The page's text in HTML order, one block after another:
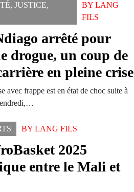
,JUSTICE,
BYLANG
FILS
arrêté pour
drogue, un coup de
en pleine crise
avec frappe est en état de choc suite à
BYLANG FILS
2025
entre le Mali et